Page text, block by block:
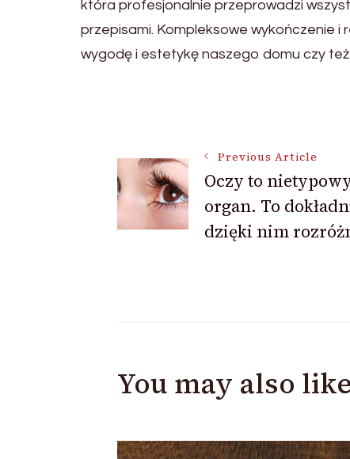
która profesjonalnie przeprowadzi
przepisami. Kompleksowe wykończenie
wygodę i estetykę naszego domu czy też
Navigation
Previous Article
Oczy to
organ. To
dzięki nim
You may also like